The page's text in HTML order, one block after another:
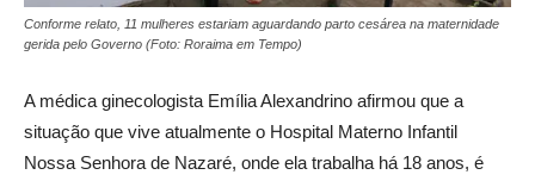
Conforme relato, 11 mulheres estariam aguardando parto cesárea na maternidade
gerida pelo Governo (Foto: Roraima em Tempo)
A médica ginecologista Emília Alexandrino afirmou que a
situação que vive atualmente o Hospital Materno Infantil
Nossa Senhora de Nazaré, onde ela trabalha há 18 anos, é